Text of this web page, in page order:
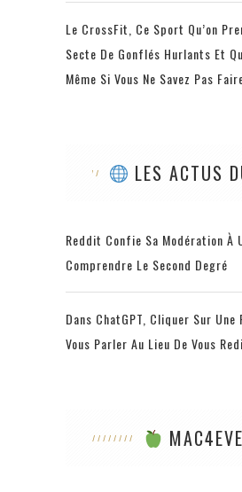
Le CrossFit, Ce Sport Qu’on
Secte De Gonflés Hurlants Et
Même Si Vous Ne Savez Pas
LES ACTUS
Reddit Confie Sa Modération À
Comprendre Le Second Degré
Dans ChatGPT, Cliquer Sur Une
Vous Parler Au Lieu De Vous